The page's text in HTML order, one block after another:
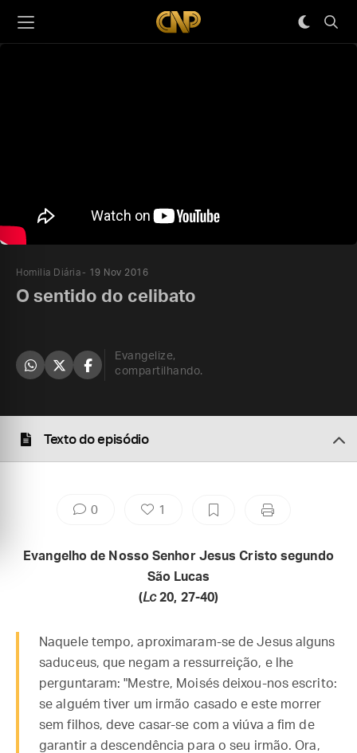
Homilia Diária 19 Nov 2016
O sentido do celibato
Evangelize,
compartilhando.
Texto do episódio
0 1
Evangelho de Nosso Senhor Jesus Cristo segundo
São Lucas
(Lc20, 27-40)
Naquele tempo, aproximaram-se de Jesus alguns
saduceus, que negam a ressurreição, e lhe
perguntaram: "Mestre, Moisés deixou-nos escrito:
se alguém tiver um irmão casado e este morrer
sem filhos, deve casar-se com a viúva a fim de
garantir a descendência para o seu irmão. Ora,